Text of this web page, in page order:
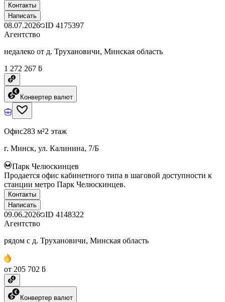
Контакты
Написать
08.07.2026 ID 4175397
Агентство
недалеко от д. Трухановичи, Минская область
1 272 267 ƃ
Конвертер валют
Офис283 м²2 этаж
г. Минск, ул. Калинина, 7/Б
Парк Челюскинцев
Продается офис кабинетного типа в шаговой доступности к
станции метро Парк Челюскинцев.
Контакты
Написать
09.06.2026 ID 4148322
Агентство
рядом с д. Трухановичи, Минская область
от 205 702 ƃ
Конвертер валют